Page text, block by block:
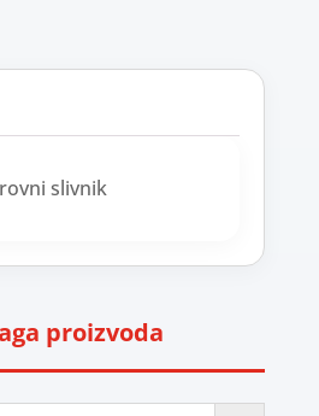
slivnik
proizvoda